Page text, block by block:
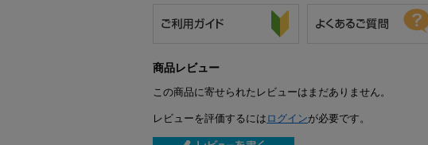
商品レビュー
この商品に寄せられたレビューはまだありません。
レビューを評価するには ログインが必要です。